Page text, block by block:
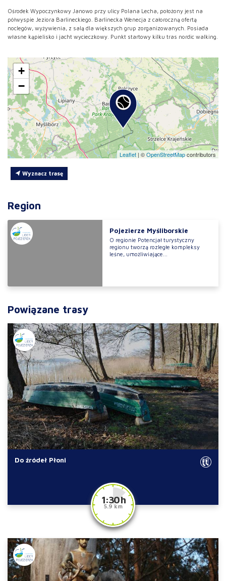
Ośrodek Wypoczynkowy Janowo przy ulicy Polana Lecha, położony jest na
półwyspie Jeziora Barlineckiego. Barlinecka Wenecja z całoroczną ofertą
noclegów, wyżywienia, z salą dla większych grup zorganizowanych. Posiada
własne kąpielisko i jacht wycieczkowy. Punkt startowy kilku tras nordic walking.
+
−
Leaflet | ©OpenStreetMapcontributors
Wyznacz trasę
Region
Pojezierze Myśliborskie
O regionie Potencjał turystyczny
regionu tworzą rozległe kompleksy
leśne, umożliwiające...
Powiązane trasy
Do źródeł Płoni
1:30 h
5.9 km